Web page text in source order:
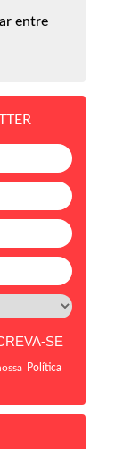
entre
Política